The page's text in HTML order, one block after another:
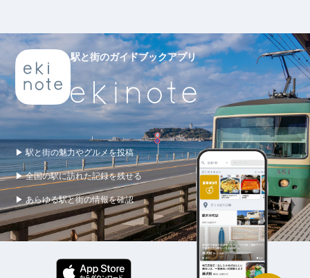
駅と街のガイドブックアプリ
▶ 駅と街の魅力やグルメを投稿
▶ 全国の駅に訪れた記録を残せる
▶ あらゆる駅と街の情報を確認